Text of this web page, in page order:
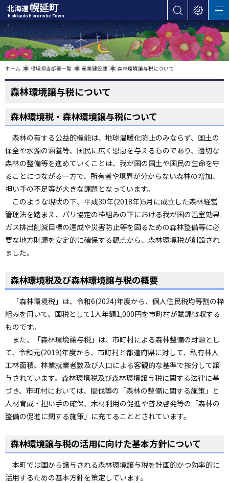
本
文
へ
カ
テ
ゴ
リ
・
ニ
ー
へ
ナ
ビ
ー
シ
ョ
ン
ニ
ー
へ
北海道幌延町
Hokkaido Horonobe Town
表
示
設
定
サ
イ
ト
内
検
索
M
E
N
U
在
置
ホーム 役場担当部署一覧 産業建設課 森林環境譲与税について
森林環境譲与税について
森林環境税・森林環境譲与税について
森林の有する公益的機能は、地球温暖化防止のみならず、国土の
保全や水源の涵養等、国民に広く恩恵を与えるものであり、適切な
森林の整備等を進めていくことは、我が国の国土や国民の生命を守
ることにつながる一方で、所有者や境界が分からない森林の増加、
担い手の不足等が大きな課題となっています。
このような現状の下、平成30年(2018年)5月に成立した森林経営
管理法を踏まえ、パリ協定の枠組みの下における我が国の温室効果
ガス排出削減目標の達成や災害防止等を図るための森林整備等に必
要な地方財源を安定的に確保する観点から、森林環境税が創設され
ました。
森林環境税及び森林環境譲与税の概要
「森林環境税」は、令和6(2024)年度から、個人住民税均等割の枠
組みを用いて、国税として1人年額1,000円を市町村が賦課徴収する
ものです。
また、「森林環境譲与税」は、市町村による森林整備の財源とし
て、令和元(2019)年度から、市町村と都道府県に対して、私有林人
工林面積、林業就業者数及び人口による客観的な基準で按分して譲
与されています。森林環境税及び森林環境譲与税に関する法律に基
づき、市町村においては、間伐等の「森林の整備に関する施策」と
人材育成・担い手の確保、木材利用の促進や普及啓発等の「森林の
整備の促進に関する施策」に充てることとされています。
森林環境譲与税の活用に向けた基本方針について
本町では国から譲与される森林環境譲与税を計画的かつ効率的に
活用するための基本方針を策定しています。